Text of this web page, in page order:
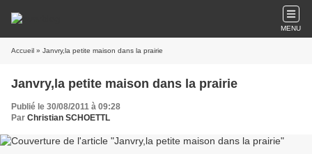
MENU
Accueil » Janvry,la petite maison dans la prairie
Janvry,la petite maison dans la prairie
Publié le 30/08/2011 à 09:28
Par Christian SCHOETTL